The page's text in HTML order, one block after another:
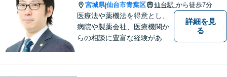
宮城県|仙台市青葉区 仙台駅 から徒歩7分
医療法や薬機法を得意とし、
病院や製薬会社、医療機関か
らの相談に豊富な経験があり
詳細を見
る